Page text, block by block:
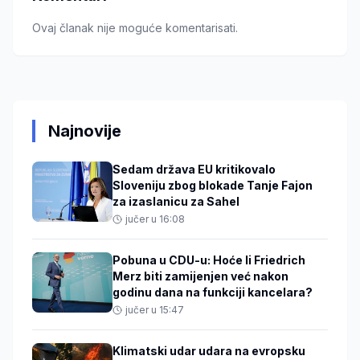
Ovaj članak nije moguće komentarisati.
Najnovije
Sedam država EU kritikovalo
Sloveniju zbog blokade Tanje Fajon
za izaslanicu za Sahel
jučer u 16:08
Pobuna u CDU-u: Hoće li Friedrich
Merz biti zamijenjen već nakon
godinu dana na funkciji kancelara?
jučer u 15:47
Klimatski udar udara na evropsku